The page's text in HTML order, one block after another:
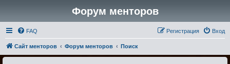
Форум менторов
FAQ Вход
Регистрация
Сайт менторов Форум менторов Поиск